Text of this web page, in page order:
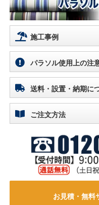
施工事例
パラソル使用上の注
送料・設置・納期に
ご注文方法
お見積・無料